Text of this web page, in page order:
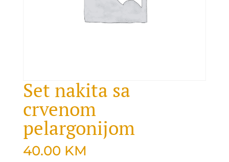
Set nakita sa
crvenom
pelargonijom
40.00 KM